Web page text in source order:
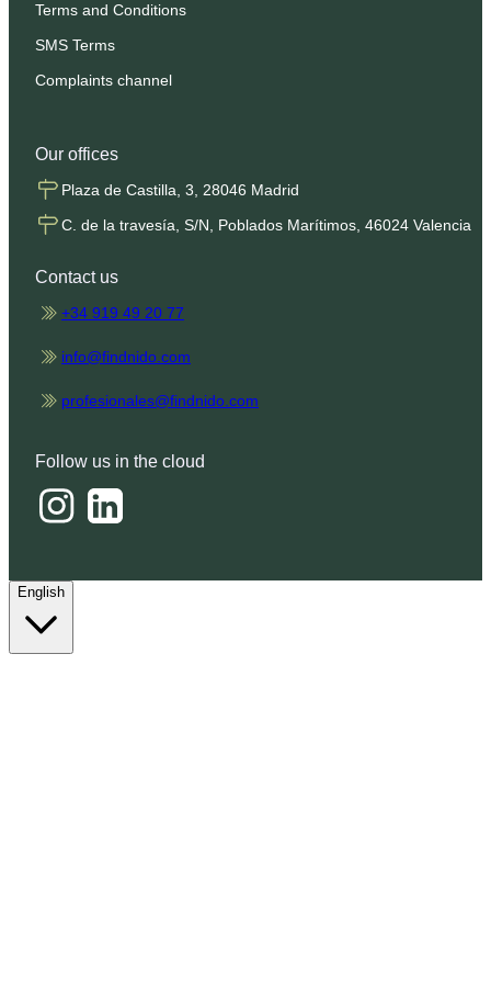
Terms and Conditions
SMS Terms
Complaints channel
Our offices
Plaza de Castilla, 3, 28046 Madrid
C. de la travesía, S/N, Poblados Marítimos, 46024 Valencia
Contact us
+34 919 49 20 77
info@findnido.com
profesionales@findnido.com
Follow us in the cloud
English